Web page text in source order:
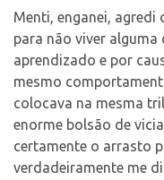
Menti, enganei, agredi
para não viver
aprendizado e por
mesmo
colocava na mesma
enorme bolsão de
certamente o arrasto
verdadeiramente me